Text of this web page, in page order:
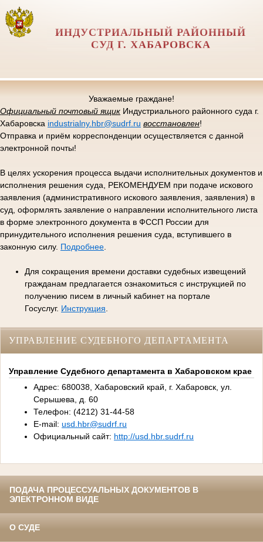
ИНДУСТРИАЛЬНЫЙ РАЙОННЫЙ
СУД Г. ХАБАРОВСКА
Уважаемые граждане!
Официальный почтовый ящик Индустриального районного суда г.
Хабаровска industrialny.hbr@sudrf.ru восстановлен!
Отправка и приём корреспонденции осуществляется с данной
электронной почты!
В целях ускорения процесса выдачи исполнительных документов и
исполнения решения суда, РЕКОМЕНДУЕМ при подаче искового
заявления (административного искового заявления, заявления) в
суд, оформлять заявление о направлении исполнительного листа
в форме электронного документа в ФССП России для
принудительного исполнения решения суда, вступившего в
законную силу. Подробнее
Для сокращения времени доставки судебных извещений
гражданам предлагается ознакомиться с инструкцией по
получению писем в личный кабинет на портале
Госуслуг. Инструкция
УПРАВЛЕНИЕ СУДЕБНОГО ДЕПАРТАМЕНТА
Управление Судебного департамента в Хабаровском крае
Адрес: 680038, Хабаровский край, г. Хабаровск, ул.
Серышева, д. 60
Телефон: (4212) 31-44-58
E-mail: usd.hbr@sudrf.ru
Официальный сайт: http://usd.hbr.sudrf.ru
ПОДАЧА ПРОЦЕССУАЛЬНЫХ ДОКУМЕНТОВ В
ЭЛЕКТРОННОМ ВИДЕ
О СУДЕ